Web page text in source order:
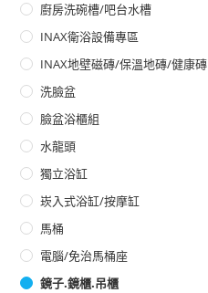
廚房洗碗槽/吧台水槽
INAX衛浴設備專區
INAX地壁磁磚/保溫地磚/健康磚
洗臉盆
臉盆浴櫃組
水龍頭
獨立浴缸
崁入式浴缸/按摩缸
馬桶
電腦/免治馬桶座
鏡子.鏡櫃.吊櫃